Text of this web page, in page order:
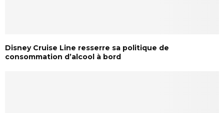
Disney Cruise Line resserre sa politique de
consommation d’alcool à bord